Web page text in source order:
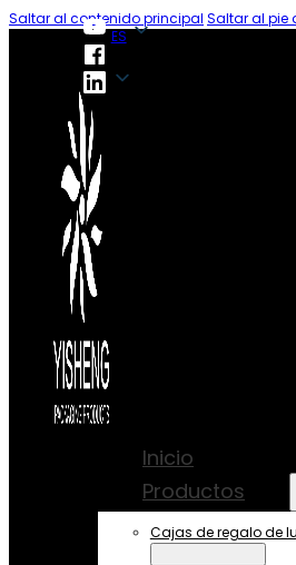
Saltar al contenido principal Saltar al pie
ES
Inicio
Productos
Cajas de regalo de